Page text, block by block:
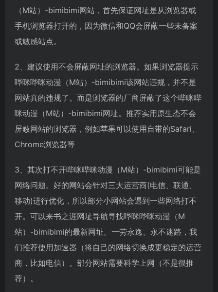
（M站）-bimibimi网站，首先保证网址是从浏览器或
手机浏览器打开的，因为微信和QQ会屏蔽一些未备案
或敏感站点。
2、建议使用不会屏蔽网址的浏览器。如果浏览器提示
哔咪哔咪动漫（M站）-bimibimi该网站违规，并不是
网站真的违规了。而是浏览器的厂商屏蔽了这个哔咪哔
咪动漫（M站）-bimibimi网址。推荐实用原生态不会
屏蔽网站的浏览器，例如苹果可以使用自带的Safari、
Chrome浏览器等
3、其次打不开哔咪哔咪动漫（M站）-bimibimi可能是
网络问题。好的网站会针对三大运营商(电信、联通、
移动)进行优化，所以部分小网站会遇到一些网络打不
开。可以来书之涯网址导航寻找哔咪哔咪动漫（M
站）-bimibimi的最新网址。一劳永逸、永不迷路，我
们推荐使用加速器（将自己的网络切换成更稳定的运营
商，比如电信）。部分网站需要科学上网（不是很推
荐）。